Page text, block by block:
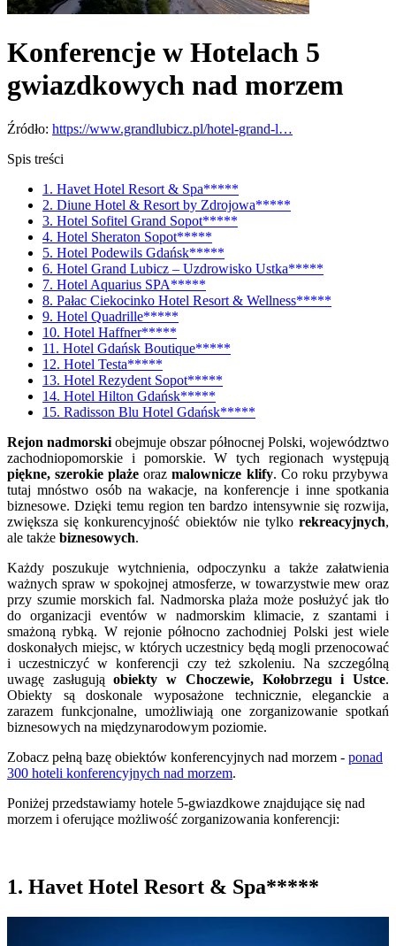
Konferencje w Hotelach 5
gwiazdkowych nad morzem
Źródło: https://www.grandlubicz.pl/hotel-grand-l…
Spis treści
1. Havet Hotel Resort & Spa*****
2. Diune Hotel & Resort by Zdrojowa*****
3. Hotel Sofitel Grand Sopot*****
4. Hotel Sheraton Sopot*****
5. Hotel Podewils Gdańsk*****
6. Hotel Grand Lubicz – Uzdrowisko Ustka*****
7. Hotel Aquarius SPA*****
8. Pałac Ciekocinko Hotel Resort & Wellness*****
9. Hotel Quadrille*****
10. Hotel Haffner*****
11. Hotel Gdańsk Boutique*****
12. Hotel Testa*****
13. Hotel Rezydent Sopot*****
14. Hotel Hilton Gdańsk*****
15. Radisson Blu Hotel Gdańsk*****
Rejon nadmorski obejmuje obszar północnej Polski, województwo
zachodniopomorskie i pomorskie. W tych regionach występują
piękne, szerokie plaże orazmalownicze klify. Co roku przybywa
tutaj mnóstwo osób na wakacje, na konferencje i inne spotkania
biznesowe. Dzięki temu region ten bardzo intensywnie się rozwija,
zwiększa się konkurencyjność obiektów nie tylko rekreacyjnych,
ale także biznesowych.
Każdy poszukuje wytchnienia, odpoczynku a także załatwienia
ważnych spraw w spokojnej atmosferze, w towarzystwie mew oraz
przy szumie morskich fal. Nadmorska plaża może posłużyć jak tło
do organizacji eventów w nadmorskim klimacie, z szantami i
smażoną rybką. W rejonie północno zachodniej Polski jest wiele
doskonałych miejsc, w których uczestnicy będą mogli przenocować
i uczestniczyć w konferencji czy też szkoleniu. Na szczególną
uwagę zasługująobiekty w Choczewie, Kołobrzegu i Ustce.
Obiekty są doskonale wyposażone technicznie, eleganckie a
zarazem funkcjonalne, umożliwiają one zorganizowanie spotkań
biznesowych na międzynarodowym poziomie.
Zobacz pełną bazę obiektów konferencyjnych nad morzem - ponad
300 hoteli konferencyjnych nad morzem.
Poniżej przedstawiamy hotele 5-gwiazdkowe znajdujące się nad
morzem i oferujące możliwość zorganizowania konferencji:
1. Havet Hotel Resort & Spa*****